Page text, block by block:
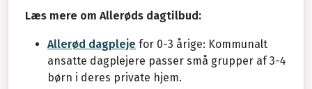
Læs mere om Allerøds dagtilbud:
Allerød dagpleje for 0-3 årige: Kommunalt
ansatte dagplejere passer små grupper af 3-4
børn i deres private hjem.